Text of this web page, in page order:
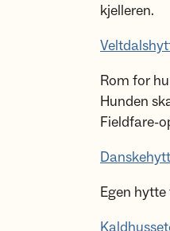
kjelleren.
Rom for
Hunden
Fieldfare-
Egen